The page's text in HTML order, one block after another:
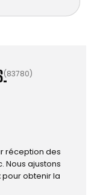
(83780)
réception des
Nous ajustons
pour obtenir la